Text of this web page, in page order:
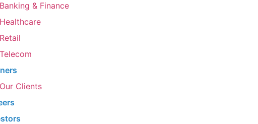
Banking & Finance
Healthcare
Retail
Telecom
Our Clients